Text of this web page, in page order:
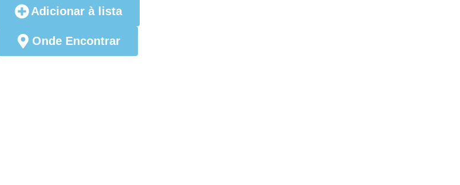
Adicionar à lista
Onde Encontrar